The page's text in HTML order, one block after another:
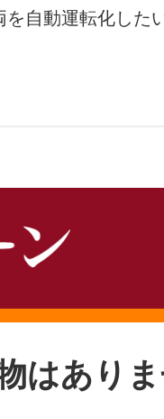
自動運転化した
はあり